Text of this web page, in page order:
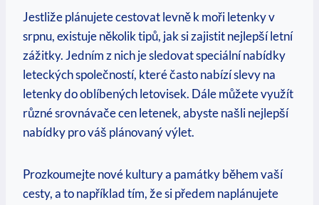
Jestliže plánujete cestovat levně k moři letenky v
srpnu, existuje několik tipů, jak si⁤ zajistit nejlepší letní
zážitky. Jedním z‍ nich je sledovat speciální nabídky
leteckých společností,⁤ které často ‌nabízí⁣ slevy‌ na
letenky do oblíbených⁣ letovisek. ⁤Dále můžete⁤ využít
různé ⁣srovnávače cen letenek, abyste našli nejlepší
nabídky‌ pro váš plánovaný výlet.
Prozkoumejte nové kultury a památky během vaší
cesty, a to například tím, že si předem naplánujete